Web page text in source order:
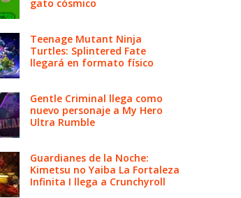
gato cósmico
Teenage Mutant Ninja
Turtles: Splintered Fate
llegará en formato físico
Gentle Criminal llega como
nuevo personaje a My Hero
Ultra Rumble
Guardianes de la Noche:
Kimetsu no Yaiba La Fortaleza
Infinita I llega a Crunchyroll